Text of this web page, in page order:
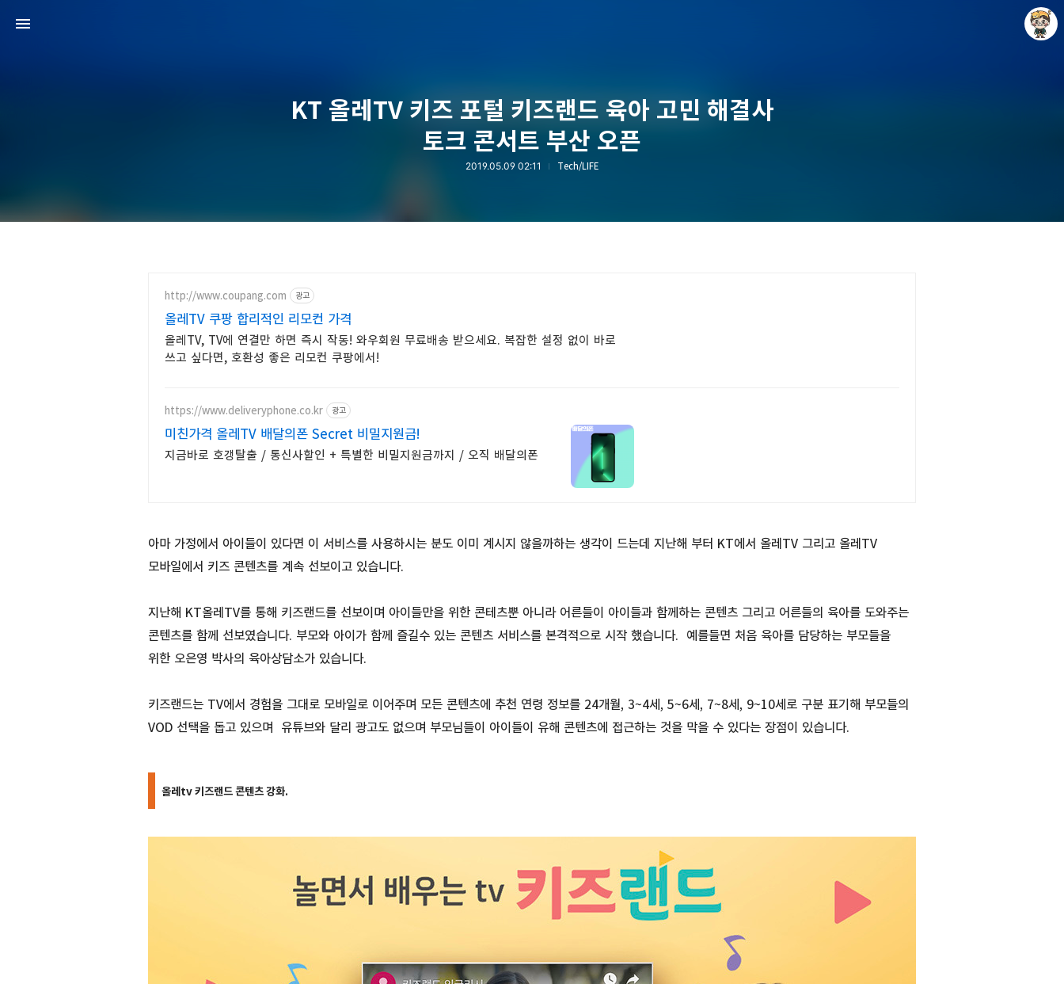
KT 올레TV 키즈 포털 키즈랜드 육아 고민 해결사
토크 콘서트 부산 오픈
2019.05.09 02:11 Tech/LIFE
http://www.coupang.com 광고
올레TV 쿠팡 합리적인 리모컨 가격
올레TV, TV에 연결만 하면 즉시 작동! 와우회원 무료배송 받으세요. 복잡한 설정 없이 바로
쓰고 싶다면, 호환성 좋은 리모컨 쿠팡에서!
https://www.deliveryphone.co.kr 광고
미친가격 올레TV 배달의폰 Secret 비밀지원금!
지금바로 호갱탈출 / 통신사할인 + 특별한 비밀지원금까지 / 오직 배달의폰
아마 가정에서 아이들이 있다면 이 서비스를 사용하시는 분도 이미 계시지 않을까하는 생각이 드는데 지난해 부터 KT에서 올레TV 그리고 올레TV
모바일에서 키즈 콘텐츠를 계속 선보이고 있습니다.
지난해 KT올레TV를 통해 키즈랜드를 선보이며 아이들만을 위한 콘테츠뿐 아니라 어른들이 아이들과 함께하는 콘텐츠 그리고 어른들의 육아를 도와주는
콘텐츠를 함께 선보였습니다. 부모와 아이가 함께 즐길수 있는 콘텐츠 서비스를 본격적으로 시작 했습니다. 예를들면 처음 육아를 담당하는 부모들을
위한 오은영 박사의 육아상담소가 있습니다.
키즈랜드는 TV에서 경험을 그대로 모바일로 이어주며 모든 콘텐츠에 추천 연령 정보를 24개월, 3~4세, 5~6세, 7~8세, 9~10세로 구분 표기해 부모들의
VOD 선택을 돕고 있으며 유튜브와 달리 광고도 없으며 부모님들이 아이들이 유해 콘텐츠에 접근하는 것을 막을 수 있다는 장점이 있습니다.
올레tv 키즈랜드 콘텐츠 강화.